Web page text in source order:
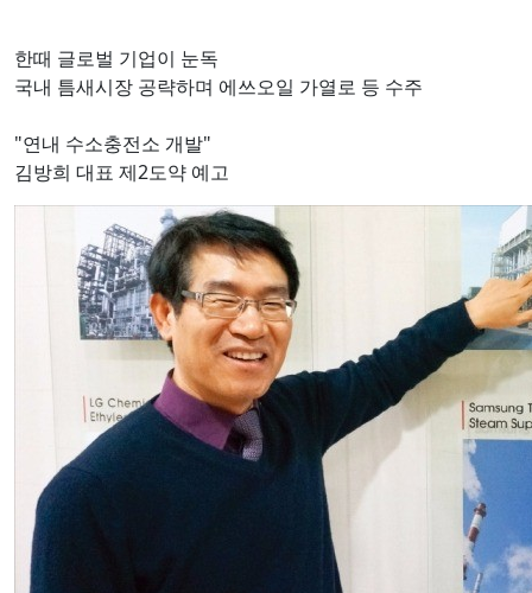
한때 글로벌 기업이 눈독
국내 틈새시장 공략하며 에쓰오일 가열로 등 수주
"연내 수소충전소 개발"
김방희 대표 제2도약 예고